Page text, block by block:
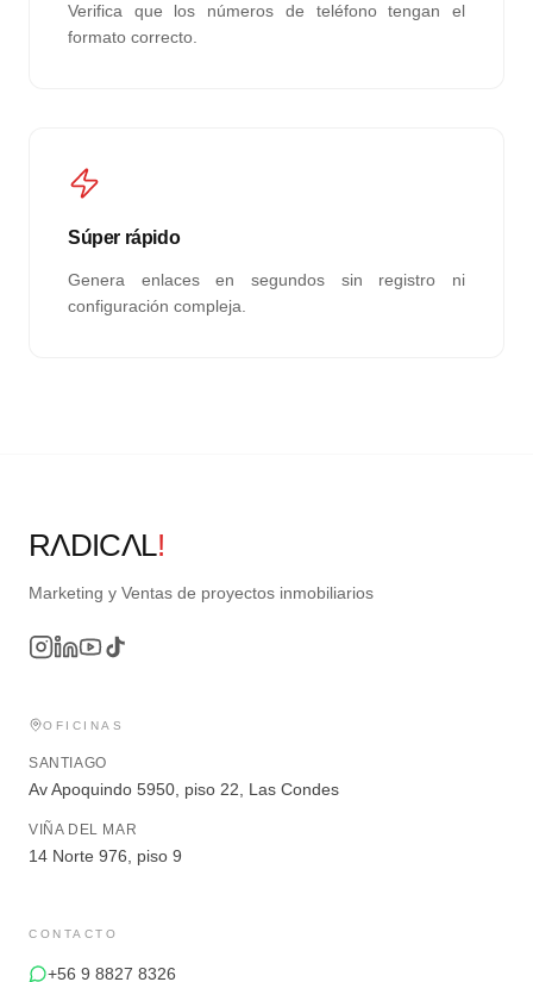
Verifica que los números de teléfono tengan el
formato correcto.
Súper rápido
Genera enlaces en segundos sin registro ni
configuración compleja.
RΛDICΛL!
Marketing y Ventas de proyectos inmobiliarios
OFICINAS
SANTIAGO
Av Apoquindo 5950, piso 22, Las Condes
VIÑA DEL MAR
14 Norte 976, piso 9
CONTACTO
+56 9 8827 8326